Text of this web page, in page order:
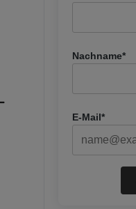
Nachname*
E-Mail*